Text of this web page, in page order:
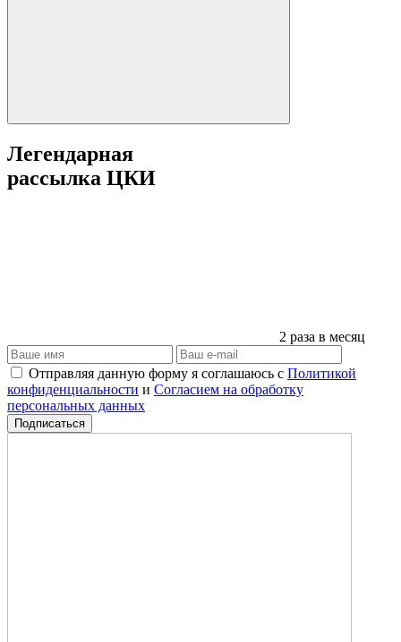
Легендарная
рассылка ЦКИ
2 раза в месяц
Отправляя данную форму я соглашаюсь с Политикой
конфиденциальности и Согласием на обработку
персональных данных
Подписаться